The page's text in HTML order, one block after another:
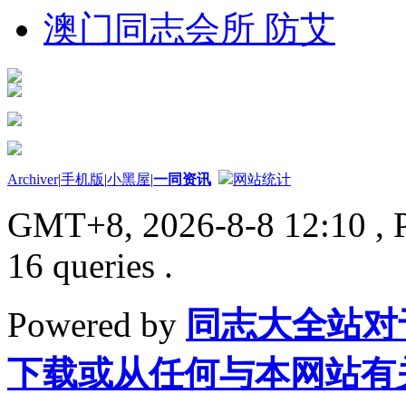
澳门同志会所 防艾
Archiver|手机版|小黑屋|一同资讯 网站统计
GMT+8, 2026-8-8 12:10 ,
16 queries .
Powered by 同志大全站
下载或从任何与本网站